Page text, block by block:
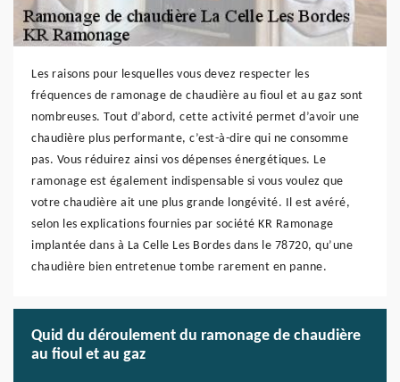
Les raisons pour lesquelles vous devez respecter les
fréquences de ramonage de chaudière au fioul et au gaz sont
nombreuses. Tout d’abord, cette activité permet d’avoir une
chaudière plus performante, c’est-à-dire qui ne consomme
pas. Vous réduirez ainsi vos dépenses énergétiques. Le
ramonage est également indispensable si vous voulez que
votre chaudière ait une plus grande longévité. Il est avéré,
selon les explications fournies par société KR Ramonage
implantée dans à La Celle Les Bordes dans le 78720, qu’une
chaudière bien entretenue tombe rarement en panne.
Quid du déroulement du ramonage de chaudière
au fioul et au gaz